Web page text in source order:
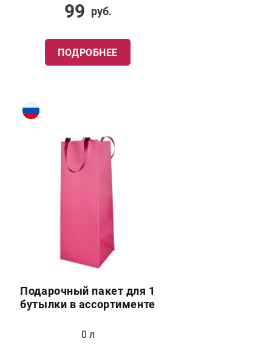
99 руб.
ПОДРОБНЕЕ
Подарочный пакет для 1
бутылки в ассортименте
0 л